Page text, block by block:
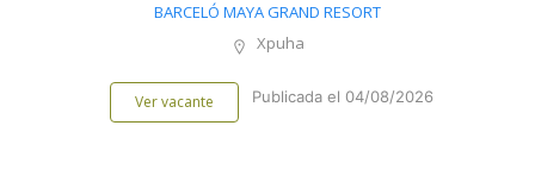
BARCELÓ MAYA GRAND RESORT
Xpuha
Ver vacante Publicada el 04/08/2026